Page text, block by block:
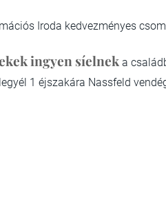
Iroda kedvezményes
ingyen síelnek a
1 éjszakára Nassfeld